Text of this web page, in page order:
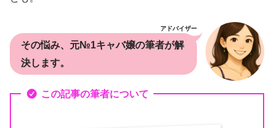
アドバイザー
その悩み、元№1キャバ嬢の筆者が解
決します。
この記事の筆者について